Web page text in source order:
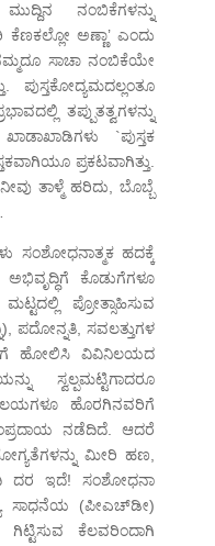
ನಂಬಿಕೆಗಳನ್ನು
ಅಣ್ಣಾ’ ಎಂದು
ಸಾಚಾ ನಂಬಿಕೆಯೇ
ತಪ್ಪುತತ್ವಗಳನ್ನು
`ಪುಸ್ತಕ
ಪ್ರಕಟವಾಗಿತ್ತು.
ತಾಳ್ಮೆ ಹರಿದು, ಬೊಬ್ಬೆ
ಸಂಶೋಧನಾತ್ಮಕ ಹದಕ್ಕೆ
ಕೊಡುಗೆಗಳೂ
ಪ್ರೋತ್ಸಾಹಿಸುವ
ಪದೋನ್ನತಿ, ಸವಲತ್ತುಗಳ
ಹೋಲಿಸಿ ವಿವಿನಿಲಯದ
ಸ್ವಲ್ಪಮಟ್ಟಿಗಾದರೂ
ಹೊರಗಿನವರಿಗೆ
ನಡೆದಿದೆ. ಆದರೆ
ಮೀರಿ ಹಣ,
ದರ ಇದೆ! ಸಂಶೋಧನಾ
ಸಾಧನೆಯ (ಪೀಎಚ್‌ಡೀ)
ಗಿಟ್ಟಿಸುವ ಕೆಲವರಿಂದಾಗಿ